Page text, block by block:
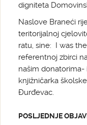
digniteta
Naslove Braneći
teritorijalnoj
ratu, sine: I was
referentnoj zbirci
našim donatorima-
knjižničarka
Đurđevac.
POSLJEDNJE